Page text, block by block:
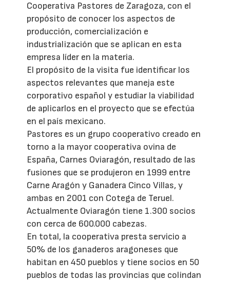
Cooperativa Pastores de Zaragoza, con el
propósito de conocer los aspectos de
producción, comercialización e
industrialización que se aplican en esta
empresa líder en la materia.
El propósito de la visita fue identificar los
aspectos relevantes que maneja este
corporativo español y estudiar la viabilidad
de aplicarlos en el proyecto que se efectúa
en el país mexicano.
Pastores es un grupo cooperativo creado en
torno a la mayor cooperativa ovina de
España, Carnes Oviaragón, resultado de las
fusiones que se produjeron en 1999 entre
Carne Aragón y Ganadera Cinco Villas, y
ambas en 2001 con Cotega de Teruel.
Actualmente Oviaragón tiene 1.300 socios
con cerca de 600.000 cabezas.
En total, la cooperativa presta servicio a
50% de los ganaderos aragoneses que
habitan en 450 pueblos y tiene socios en 50
pueblos de todas las provincias que colindan